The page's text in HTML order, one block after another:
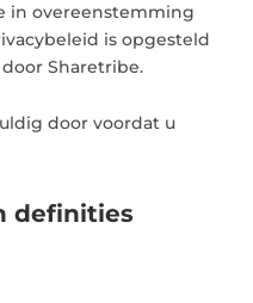
in overeenstemming
is opgesteld
Sharetribe.
door voordat u
definities